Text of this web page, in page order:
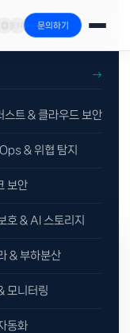
문의하기
스트 & 클라우드 보안
& 위협 탐지
보안
호 & AI 스토리지
& 부하분산
모니터링
동화
한 것은 “워크
플로우 설계’가 먼저